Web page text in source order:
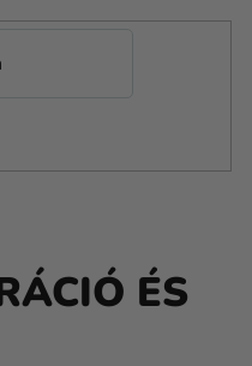
ÉS